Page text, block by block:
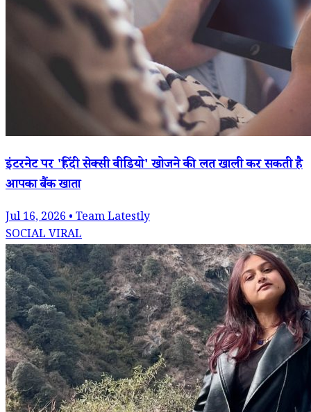
इंटरनेट पर 'हिंदी सेक्सी वीडियो' खोजने की लत खाली कर सकती है
आपका बैंक खाता
Jul 16, 2026 • Team Latestly
SOCIAL VIRAL